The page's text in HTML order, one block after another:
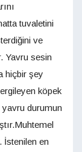
tuvaletini
ve
Yavru sesin
hiçbir şey
köpek
durumun
İstenilen en